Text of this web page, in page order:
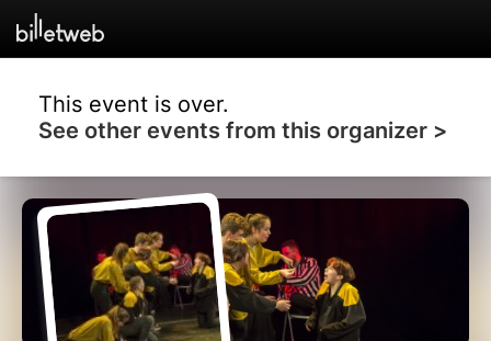
This event is over.
See other events from this organizer >